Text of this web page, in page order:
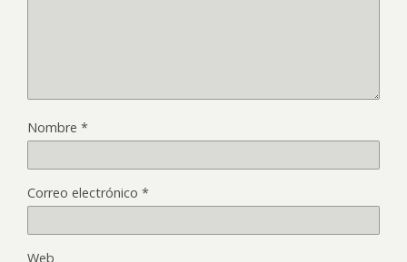
Nombre *
Correo electrónico *
Web